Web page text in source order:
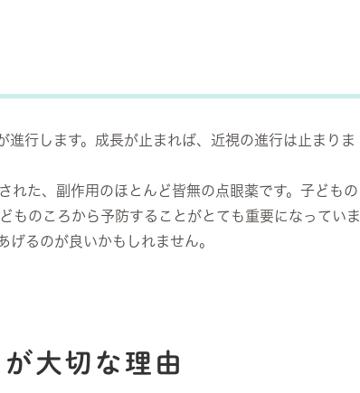
行します。成長が止まれば、近視の進行は止まりま
た、副作用のほとんど皆無の点眼薬です。子どもの
ものころから予防することがとても重要になっていま
るのが良いかもしれません。
大切な理由